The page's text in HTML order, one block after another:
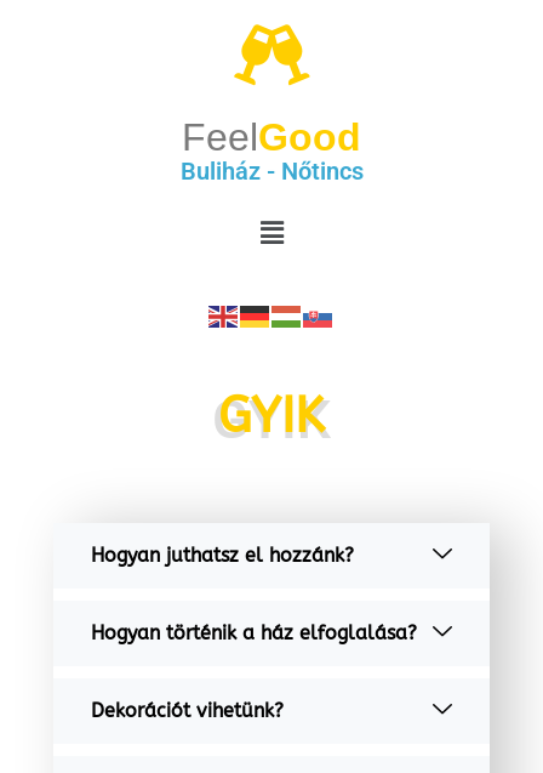
FeelGood
Buliház - Nőtincs
GYIK
GYIK
Hogyan juthatsz el hozzánk?
Hogyan történik a ház elfoglalása?
Dekorációt vihetünk?